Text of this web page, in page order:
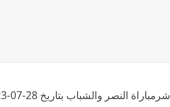
النصر والشباب بتاريخ 28-07-2023 كأس الملك سلمان للأندية